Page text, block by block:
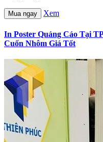
Mua ngay Xem
In Poster Quảng Cáo Tại
Cuốn Nhôm Giá Tốt